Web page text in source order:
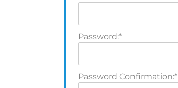
Password:*
Password Confirmation:*